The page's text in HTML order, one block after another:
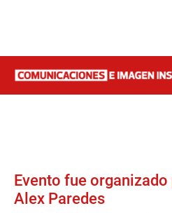
Evento fue
Alex Paredes